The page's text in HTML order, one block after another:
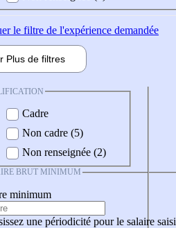
le filtre de l'expérience demandée
Plus de filtres
Cadre
Non cadre (5)
Non renseignée (2)
BRUT MINIMUM
minimum
une périodicité pour le salaire saisi